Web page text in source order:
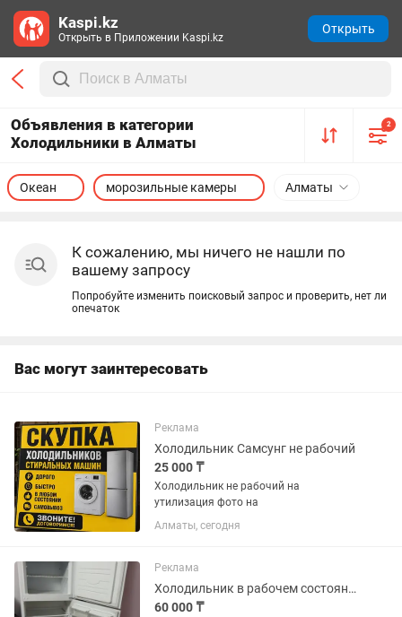
Объявления в категории
Холодильники в Алматы
2
Алматы
Океан морозильные камеры
К сожалению, мы ничего не нашли по
вашему запросу
Попробуйте изменить поисковый запрос и проверить, нет ли
опечаток
Вас могут заинтересовать
Реклама
Холодильник Самсунг не рабочий
25 000 ₸
Холодильник не рабочий на
утилизация фото на
Алматы, сегодня
Реклама
Холодильник в рабочем состоянии
60 000 ₸
Kaspi.kz
Открыть в Приложении Kaspi.kz
Открыть